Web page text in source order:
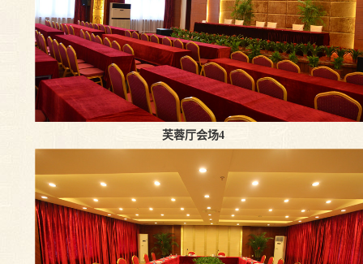
芙蓉厅会场4